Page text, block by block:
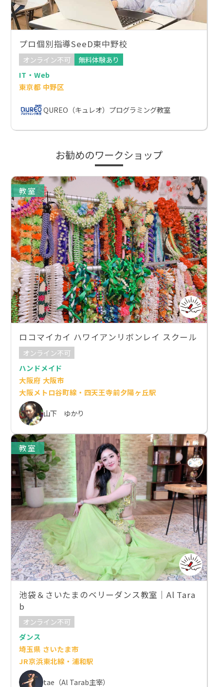
プロ個別指導SeeD東中野校
オンライン不可
無料体験あり
IT・Web
東京都 中野区
QUREO（キュレオ）プログラミング教室
お勧めのワークショップ
教室
ロコマイカイ ハワイアンリボンレイ スクール
オンライン不可
ハンドメイド
大阪府 大阪市
大阪メトロ谷町線・四天王寺前夕陽ヶ丘駅
山下 ゆかり
教室
池袋＆さいたまのベリーダンス教室｜Al Tara
b
オンライン不可
ダンス
埼玉県 さいたま市
JR京浜東北線・浦和駅
tae（Al Tarab主宰）